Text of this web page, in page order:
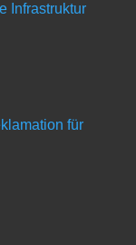
Infrastruktur
für
in der
Leiden­schaft für
stolz.